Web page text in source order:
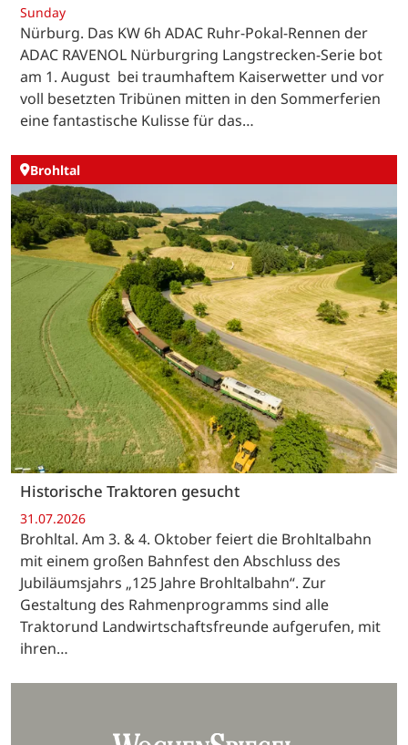
Sunday
Nürburg. Das KW 6h ADAC Ruhr-Pokal-Rennen der
ADAC RAVENOL Nürburgring Langstrecken-Serie bot
am 1. August bei traumhaftem Kaiserwetter und vor
voll besetzten Tribünen mitten in den Sommerferien
eine fantastische Kulisse für das…
Brohltal
Historische Traktoren gesucht
31.07.2026
Brohltal. Am 3. & 4. Oktober feiert die Brohltalbahn
mit einem großen Bahnfest den Abschluss des
Jubiläumsjahrs „125 Jahre Brohltalbahn“. Zur
Gestaltung des Rahmenprogramms sind alle
Traktorund Landwirtschaftsfreunde aufgerufen, mit
ihren…